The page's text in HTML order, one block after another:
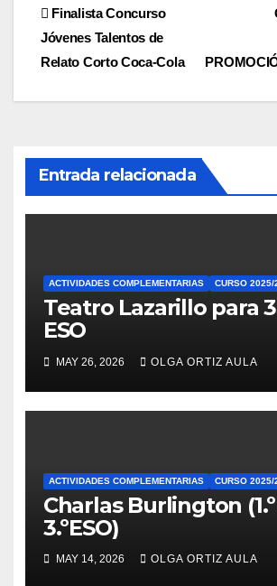
Navegación
de
entradas
Finalista Concurso
Jóvenes Talentos de
Relato Corto Coca-Cola
Entrada relacionada
ACTIVIDADES COMPLEMENTARIAS CURSO 2025/
Teatro Lazarillo para
ESO
MAY 26, 2026 OLGA ORTIZ AULA
ACTIVIDADES COMPLEMENTARIAS CURSO 2025/
Charlas Burlington (1.º
3.ºESO)
MAY 14, 2026 OLGA ORTIZ AULA